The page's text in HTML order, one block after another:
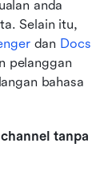
anda
Selain itu,
dan Docs
pelanggan
bahasa
tanpa